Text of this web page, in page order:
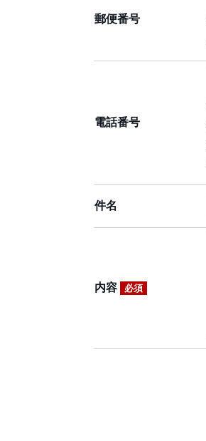
郵便番号
電話番号
件名
内容 必須